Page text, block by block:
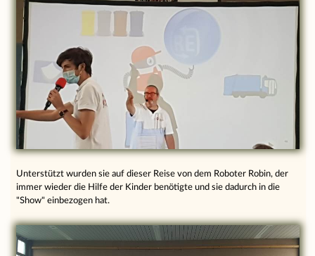
Unterstützt wurden sie auf dieser Reise von dem Roboter Robin, der
immer wieder die Hilfe der Kinder benötigte und sie dadurch in die
"Show" einbezogen hat.